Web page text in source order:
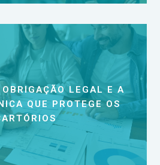
LEGAL E A
QUE PROTEGE OS